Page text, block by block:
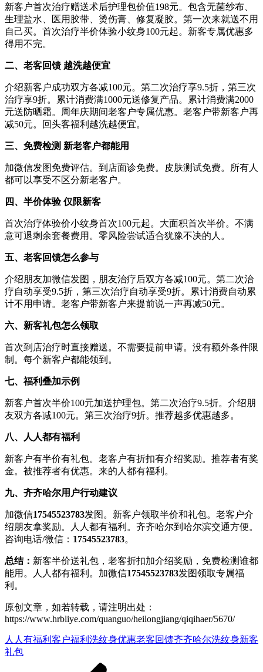
新客户首次治疗赠送术后护理包价值198元。包含无菌纱布、
生理盐水、医用胶带、烫伤膏、修复凝胶。第一次来就送不用
自己买。首次治疗半价体验小纹身100元起。新客专属优惠多
得用不完。
二、老客回馈 越洗越便宜
介绍新客户成功双方各减100元。第二次治疗享9.5折，第三次
治疗享9折。累计消费满1000元送修复产品。累计消费满2000
元送防晒霜。周年庆期间老客户专属优惠。老客户带新客户再
减50元。回头客福利越洗越便宜。
三、免费检测 新老客户都能用
加微信发图免费评估。到店面诊免费。皮肤测试免费。所有人
都可以享受不区分新老客户。
四、半价体验 仅限新客
首次治疗体验价小纹身首次100元起。大面积首次半价。不满
意可退剩余套餐费用。零风险尝试适合犹豫不决的人。
五、老客回馈怎么参与
介绍朋友加微信发图，朋友治疗后双方各减100元。第二次治
疗自动享受9.5折，第三次治疗自动享受9折。累计消费自动累
计不用申请。老客户带新客户来提前说一声再减50元。
六、新客礼包怎么领取
首次到店治疗时直接赠送。不需要提前申请。没有额外条件限
制。每个新客户都能领到。
七、福利叠加示例
新客户首次半价100元加送护理包。第二次治疗9.5折。介绍朋
友双方各减100元。第三次治疗9折。推荐越多优惠越多。
八、人人都有福利
新客户有半价有礼包。老客户有折扣有介绍奖励。推荐者有奖
金。被推荐者有优惠。来的人都有福利。
九、齐齐哈尔用户行动建议
加微信17545523783发图。新客户领取半价和礼包。老客户介
绍朋友拿奖励。人人都有福利。齐齐哈尔到哈尔滨交通方便。
咨询电话/微信： 17545523783。
总结： 新客半价送礼包，老客折扣加介绍奖励，免费检测谁都
能用。人人都有福利。加微信17545523783发图领取专属福
利。
原创文章，如若转载，请注明出处：
https://www.hrbliye.com/quanguo/heilongjiang/qiqihaer/5670/
人人有福利 客户福利 洗纹身优惠老客回馈齐齐哈尔洗纹身新客
礼包